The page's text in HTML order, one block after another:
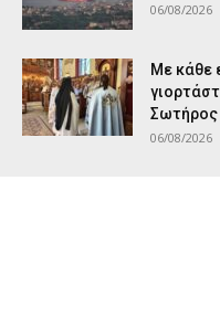
06/08/2026
Με κάθε
Σωτήρος
06/08/2026